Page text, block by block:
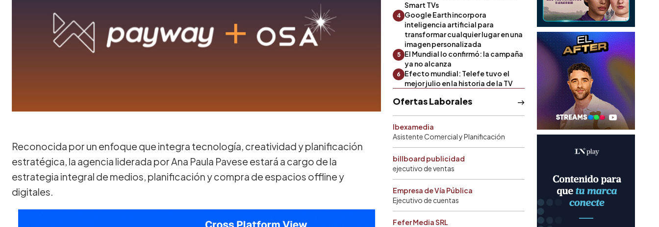
Reconocida por un enfoque que integra tecnología, creatividad y planificación
estratégica, la agencia liderada por Ana Paula Pavese estará a cargo de la
estrategia integral de medios, planificación y compra de espacios offline y
digitales.
Smart TVs
4 Google Earth incorpora
inteligencia artificial para
transformar cualquier lugar en una
imagen personalizada
5
El Mundial lo confirmó: la campaña
ya no alcanza
6
Efecto mundial: Telefe tuvo el
mejor julio en la historia de la TV
Ofertas Laborales
Ibexamedia
Asistente Comercial y Planificación
billboard publicidad
ejecutivo de ventas
Empresa de Vía Pública
Ejecutivo de cuentas
Fefer Media SRL